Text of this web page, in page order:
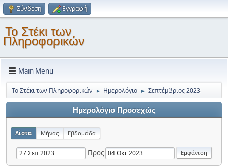
Σύνδεση Εγγραφή
Το Στέκι των
Πληροφορικών
Main Menu
Το Στέκι των Πληροφορικών ► Ημερολόγιο ► Σεπτέμβριος 2023
Ημερολόγιο Προσεχώς
Λίστα Μήνας Εβδομάδα
Προς